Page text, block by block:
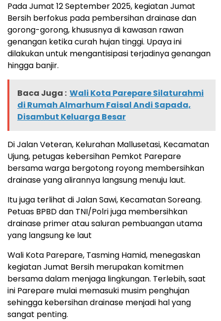
Pada Jumat 12 September 2025, kegiatan Jumat
Bersih berfokus pada pembersihan drainase dan
gorong-gorong, khususnya di kawasan rawan
genangan ketika curah hujan tinggi. Upaya ini
dilakukan untuk mengantisipasi terjadinya genangan
hingga banjir.
Baca Juga : Wali Kota Parepare Silaturahmi
di Rumah Almarhum Faisal Andi Sapada,
Disambut Keluarga Besar
Di Jalan Veteran, Kelurahan Mallusetasi, Kecamatan
Ujung, petugas kebersihan Pemkot Parepare
bersama warga bergotong royong membersihkan
drainase yang alirannya langsung menuju laut.
Itu juga terlihat di Jalan Sawi, Kecamatan Soreang.
Petuas BPBD dan TNI/Polri juga membersihkan
drainase primer atau saluran pembuangan utama
yang langsung ke laut
Wali Kota Parepare, Tasming Hamid, menegaskan
kegiatan Jumat Bersih merupakan komitmen
bersama dalam menjaga lingkungan. Terlebih, saat
ini Parepare mulai memasuki musim penghujan
sehingga kebersihan drainase menjadi hal yang
sangat penting.